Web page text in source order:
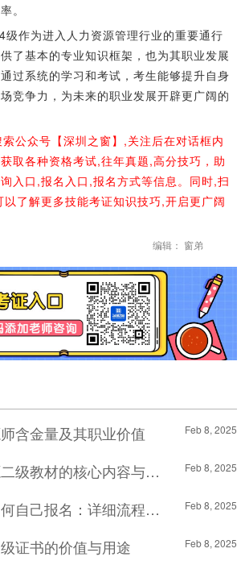
。
级作为进入人力资源管理行业的重要通行
了基本的专业知识框架，也为其职业发展
过系统的学习和考试，考生能够提升自身
竞争力，为未来的职业发展开辟更广阔的
公众号【深圳之窗】,关注后在对话框内
取各种资格考试,往年真题,高分技巧，助
入口,报名入口,报名方式等信息。同时,扫
了解更多技能考证知识技巧,开启更广阔
编辑： 窗弟
含金量及其职业价值 Feb 8, 2025
深入了解人力资源二级教材的核心内容与考试要求 Feb 8, 2025
人力资源管理师如何自己报名：详细流程解析 Feb 8, 2025
证书的价值与用途 Feb 8, 2025